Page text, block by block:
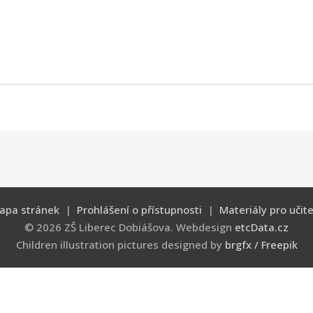
stránek | Prohlášení o přístupnosti | Materiály pro
© 2026 ZŠ Liberec Dobiášova. Webdesign etcData.cz
Children illustration pictures designed by brgfx / Freepik